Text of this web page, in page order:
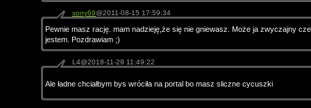
sony69@2011-08-15 17:59:34
Pewnie masz rację. mam nadzieję,że się nie gniewasz. Może ja zwyczajny
jestem. Pozdrawiam ;)
L4@2018-11-29 11:49:22
Ale ładne chciałbym bys wróciła na portal bo masz sliczne cycuszki